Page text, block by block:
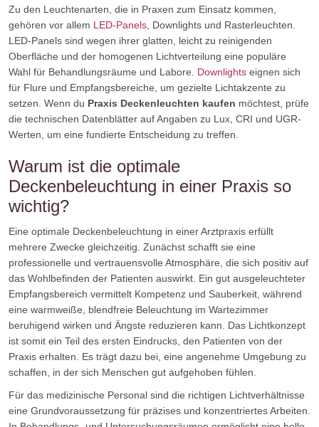
Zu den Leuchtenarten, die in Praxen zum Einsatz kommen,
gehören vor allem LED-Panels , Downlights und Rasterleuchten.
LED-Panels sind wegen ihrer glatten, leicht zu reinigenden
Oberfläche und der homogenen Lichtverteilung eine populäre
Wahl für Behandlungsräume und Labore. Downlights eignen sich
für Flure und Empfangsbereiche, um gezielte Lichtakzente zu
setzen. Wenn du Praxis Deckenleuchten kaufen möchtest, prüfe
die technischen Datenblätter auf Angaben zu Lux, CRI und UGR-
Werten, um eine fundierte Entscheidung zu treffen.
Warum ist die optimale
Deckenbeleuchtung in einer Praxis so
wichtig?
Eine optimale Deckenbeleuchtung in einer Arztpraxis erfüllt
mehrere Zwecke gleichzeitig. Zunächst schafft sie eine
professionelle und vertrauensvolle Atmosphäre, die sich positiv auf
das Wohlbefinden der Patienten auswirkt. Ein gut ausgeleuchteter
Empfangsbereich vermittelt Kompetenz und Sauberkeit, während
eine warmweiße, blendfreie Beleuchtung im Wartezimmer
beruhigend wirken und Ängste reduzieren kann. Das Lichtkonzept
ist somit ein Teil des ersten Eindrucks, den Patienten von der
Praxis erhalten. Es trägt dazu bei, eine angenehme Umgebung zu
schaffen, in der sich Menschen gut aufgehoben fühlen.
Für das medizinische Personal sind die richtigen Lichtverhältnisse
eine Grundvoraussetzung für präzises und konzentriertes Arbeiten.